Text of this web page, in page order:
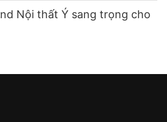
Nội thất Ý sang trọng cho